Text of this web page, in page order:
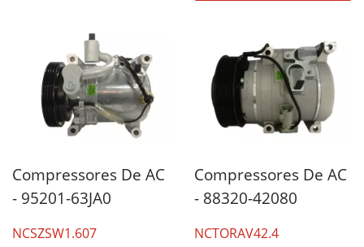
Compressores De AC
- 95201-63JA0
NCSZSW1.607
Compressores De AC
- 88320-42080
NCTORAV42.4